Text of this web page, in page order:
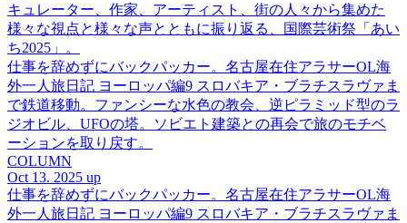
キュレーター、作家、アーティスト、街の人々から集めた
様々な視点と様々な声とともに振り返る、国際芸術祭「あい
ち2025」。
仕事を辞めずにバックパッカー。名古屋在住アラサーOL海
外一人旅日記 ヨーロッパ編9 スロバキア・ブラチスラヴァま
で鉄道移動。ファンシーな水色の教会、逆ピラミッド型のラ
ジオビル、UFOの塔。ソビエト建築との再会で旅のモチベ
ーションを取り戻す。
COLUMN
Oct 13. 2025 up
仕事を辞めずにバックパッカー。名古屋在住アラサーOL海
外一人旅日記 ヨーロッパ編9 スロバキア・ブラチスラヴァま